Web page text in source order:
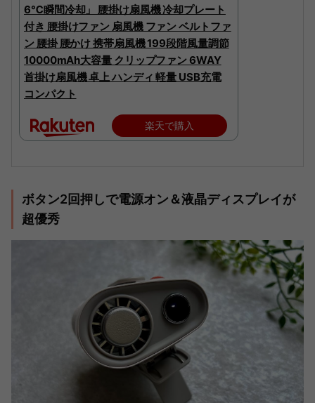
6℃瞬間冷却」 腰掛け扇風機 冷却プレート
付き 腰掛けファン 扇風機 ファン ベルトファ
ン 腰掛 腰かけ 携帯扇風機 199段階風量調節
10000mAh大容量 クリップファン 6WAY
首掛け扇風機 卓上 ハンディ 軽量 USB充電
コンパクト
楽天で購入
ボタン2回押しで電源オン＆液晶ディスプレイが
超優秀